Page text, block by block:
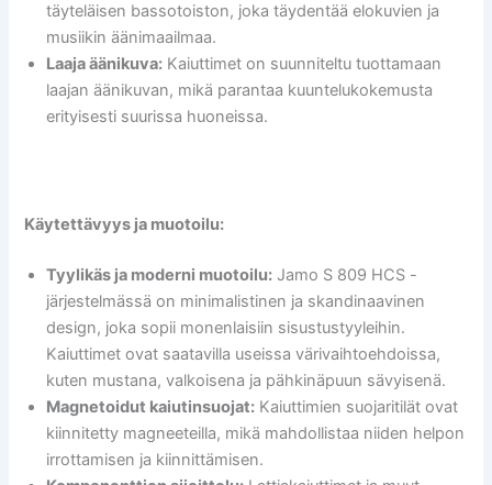
täyteläisen bassotoiston, joka täydentää elokuvien ja
musiikin äänimaailmaa.
Laaja äänikuva: Kaiuttimet on suunniteltu tuottamaan
laajan äänikuvan, mikä parantaa kuuntelukokemusta
erityisesti suurissa huoneissa.
Käytettävyys ja muotoilu:
Tyylikäs ja moderni muotoilu: Jamo S 809 HCS -
järjestelmässä on minimalistinen ja skandinaavinen
design, joka sopii monenlaisiin sisustustyyleihin.
Kaiuttimet ovat saatavilla useissa värivaihtoehdoissa,
kuten mustana, valkoisena ja pähkinäpuun sävyisenä.
Magnetoidut kaiutinsuojat: Kaiuttimien suojaritilät ovat
kiinnitetty magneeteilla, mikä mahdollistaa niiden helpon
irrottamisen ja kiinnittämisen.